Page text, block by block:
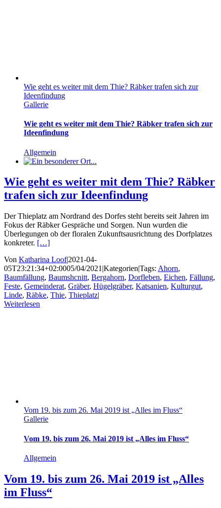
Wie geht es weiter mit dem Thie? Räbker trafen sich zur
Ideenfindung
Gallerie
Wie geht es weiter mit dem Thie? Räbker trafen sich zur
Ideenfindung
Allgemein
Wie geht es weiter mit dem Thie? Räbker
trafen sich zur Ideenfindung
Der Thieplatz am Nordrand des Dorfes steht bereits seit Jahren im
Fokus der Räbker Gespräche und Sorgen. Nun wurden die
Überlegungen ob der floralen Zukunftsausrichtung des Dorfplatzes
konkreter. […]
Von Katharina Loof|2021-04-
05T23:21:34+02:0005/04/2021 |Kategorien|Tags: Ahorn,
Baumfällung, Baumshcnitt, Bergahorn, Dorfleben, Eichen, Fällung,
Feste, Gemeinderat, Gräber, Hügelgräber, Katsanien, Kulturgut,
Linde, Räbke, Thie, Thieplatz|
Weiterlesen
Vom 19. bis zum 26. Mai 2019 ist „Alles im Fluss“
Gallerie
Vom 19. bis zum 26. Mai 2019 ist „Alles im Fluss“
Allgemein
Vom 19. bis zum 26. Mai 2019 ist „Alles
im Fluss“